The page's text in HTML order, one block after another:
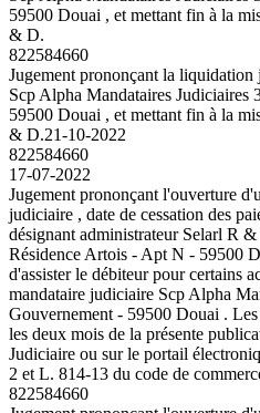
59500 Douai , et mettant fin à la
& D.
822584660
Jugement prononçant la
Scp Alpha Mandataires Judiciaires
59500 Douai , et mettant fin à la
& D.21-10-2022
822584660
17-07-2022
Jugement prononçant l'ouverture
judiciaire , date de cessation des
désignant administrateur Selarl R
Résidence Artois - Apt N - 59500
d'assister le débiteur pour certains
mandataire judiciaire Scp Alpha
Gouvernement - 59500 Douai . Les
les deux mois de la présente
Judiciaire ou sur le portail
2 et L. 814-13 du code de
822584660